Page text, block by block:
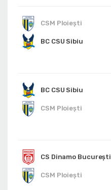
CSM Ploiești
BC CSU Sibiu
BC CSU Sibiu
CSM Ploiești
CS Dinamo Bucureşti
CSM Ploiești